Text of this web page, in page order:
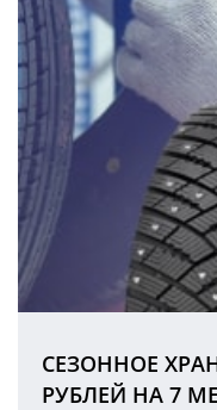
СЕЗОННОЕ
РУБЛЕЙ НА 7